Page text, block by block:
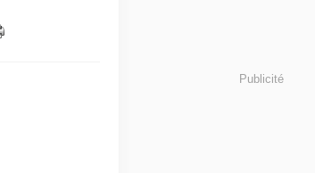
Publicité